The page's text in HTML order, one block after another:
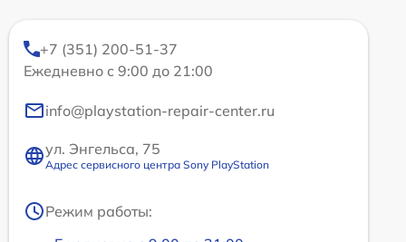
+7 (351) 200-51-37
Ежедневно с 9:00 до 21:00
info@playstation-repair-center.ru
ул. Энгельса, 75
Адрес сервисного центра Sony PlayStation
Режим работы: